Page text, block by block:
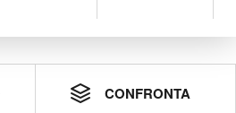
CONFRONTA